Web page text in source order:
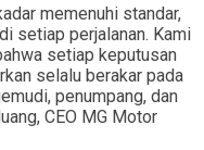
memenuhi standar,
setiap perjalanan. Kami
setiap keputusan
selalu berakar pada
penumpang, dan
CEO MG Motor